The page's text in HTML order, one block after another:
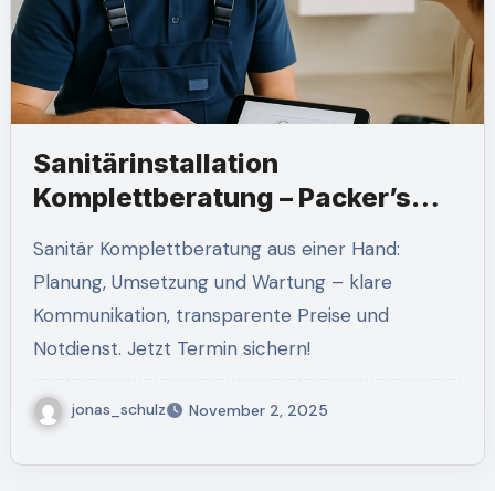
Sanitärinstallation
Komplettberatung – Packer’s
Sanitär Komplettberatung aus einer Hand:
Planung, Umsetzung und Wartung – klare
Kommunikation, transparente Preise und
Notdienst. Jetzt Termin sichern!
jonas_schulz November 2, 2025